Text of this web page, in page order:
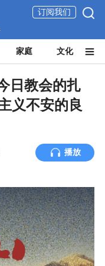
订阅我们
家庭 文化
日教会的扎
义不安的良
播放